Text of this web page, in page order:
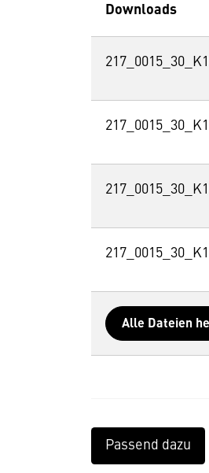
Downloads
Alle Dateien
Passend dazu